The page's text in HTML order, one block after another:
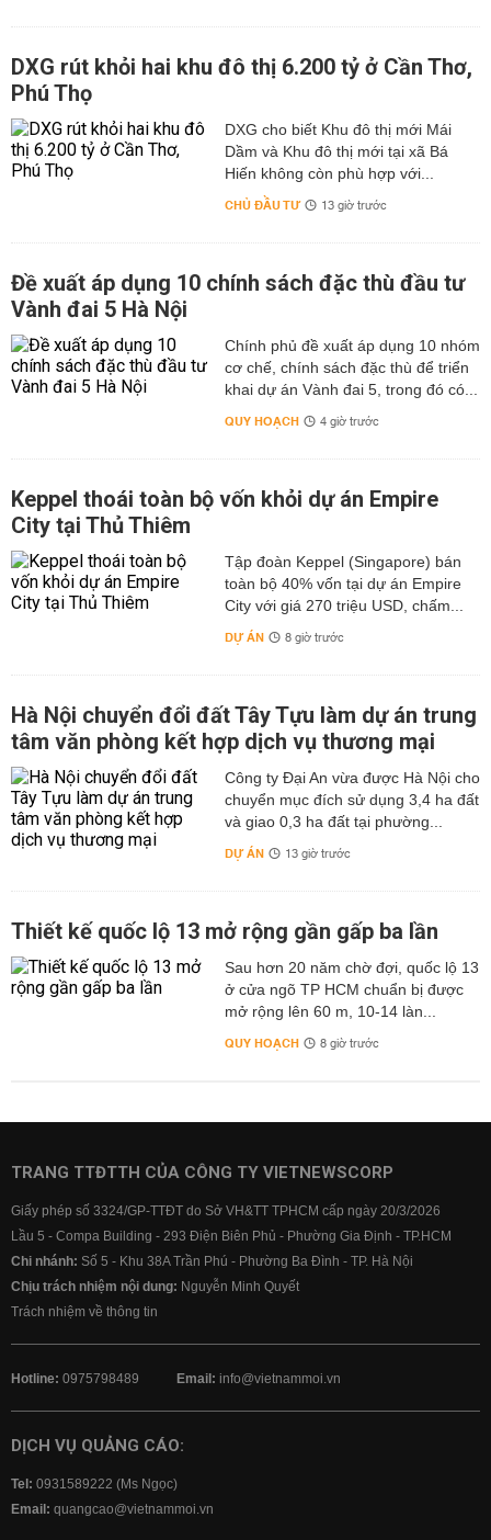
DXG rút khỏi hai khu đô thị 6.200 tỷ ở Cần Thơ,
Phú Thọ
DXG cho biết Khu đô thị mới Mái
Dầm và Khu đô thị mới tại xã Bá
Hiến không còn phù hợp với...
CHỦ ĐẦU TƯ 13 giờ trước
Đề xuất áp dụng 10 chính sách đặc thù đầu tư
Vành đai 5 Hà Nội
Chính phủ đề xuất áp dụng 10 nhóm
cơ chế, chính sách đặc thù để triển
khai dự án Vành đai 5, trong đó có...
QUY HOẠCH 4 giờ trước
Keppel thoái toàn bộ vốn khỏi dự án Empire
City tại Thủ Thiêm
Tập đoàn Keppel (Singapore) bán
toàn bộ 40% vốn tại dự án Empire
City với giá 270 triệu USD, chấm...
DỰ ÁN 8 giờ trước
Hà Nội chuyển đổi đất Tây Tựu làm dự án trung
tâm văn phòng kết hợp dịch vụ thương mại
Công ty Đại An vừa được Hà Nội cho
chuyển mục đích sử dụng 3,4 ha đất
và giao 0,3 ha đất tại phường...
DỰ ÁN 13 giờ trước
Thiết kế quốc lộ 13 mở rộng gần gấp ba lần
Sau hơn 20 năm chờ đợi, quốc lộ 13
ở cửa ngõ TP HCM chuẩn bị được
mở rộng lên 60 m, 10-14 làn...
QUY HOẠCH 8 giờ trước
TRANG TTĐTTH CỦA CÔNG TY VIETNEWSCORP
Giấy phép số 3324/GP-TTĐT do Sở VH&TT TPHCM cấp ngày 20/3/2026
Lầu 5 - Compa Building - 293 Điện Biên Phủ - Phường Gia Định - TP.HCM
Chi nhánh: Số 5 - Khu 38A Trần Phú - Phường Ba Đình - TP. Hà Nội
Chịu trách nhiệm nội dung: Nguyễn Minh Quyết
Trách nhiệm về thông tin
Hotline: 0975798489 Email: info@vietnammoi.vn
DỊCH VỤ QUẢNG CÁO:
Tel: 0931589222 (Ms Ngọc)
Email: quangcao@vietnammoi.vn